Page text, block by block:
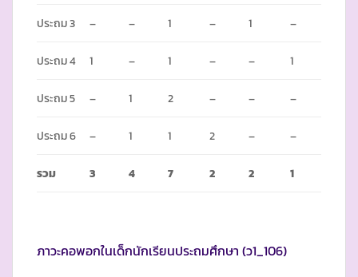
ประถม 3 – – 1 – 1 –
ประถม 4 1 – 1 – – 1
ประถม 5 – 1 2 – – –
ประถม 6 – 1 1 2 – –
รวม 3 4 7 2 2 1
ภาวะคอพอกในเด็กนักเรียนประถมศึกษา (ว1_106)